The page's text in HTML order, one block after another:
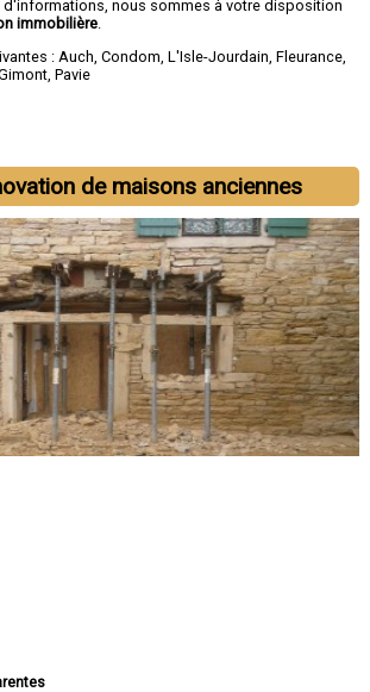
nous sommes à votre disposition
immobilière
: Auch ,Condom ,L'Isle-Jourdain ,Fleurance
,Pavie
de maisons anciennes